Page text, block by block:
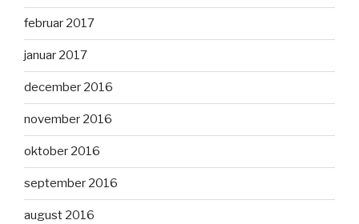
februar 2017
januar 2017
december 2016
november 2016
oktober 2016
september 2016
august 2016